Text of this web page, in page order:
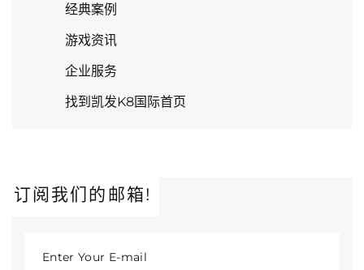
经典案例
游戏资讯
企业服务
找到凯发K8国际首页
订阅我们的邮箱!
Enter Your E-mail